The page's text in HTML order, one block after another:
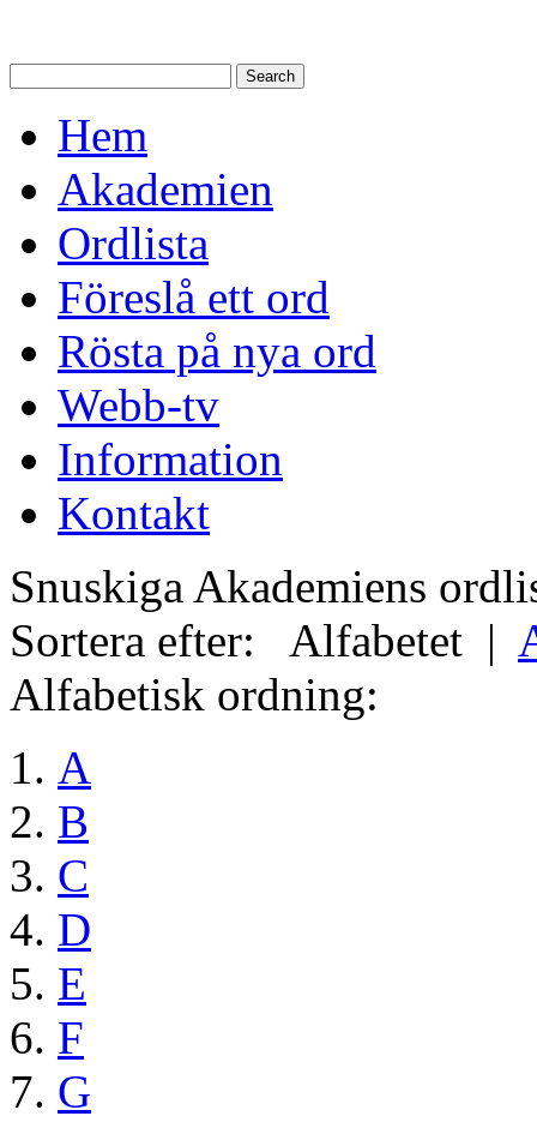
Hem
Akademien
Ordlista
Föreslå ett ord
Rösta på nya ord
Webb-tv
Information
Kontakt
Snuskiga Akademiens
Sortera efter: Alfabetet |
Alfabetisk ordning:
A
B
C
D
E
F
G